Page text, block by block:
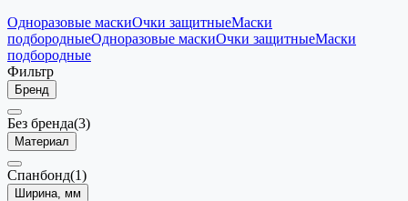
Одноразовые маскиОчки защитныеМаски
подбородныеОдноразовые маскиОчки защитныеМаски
подбородные
Фильтр
Бренд
Без бренда(3)
Материал
Спанбонд(1)
Ширина, мм